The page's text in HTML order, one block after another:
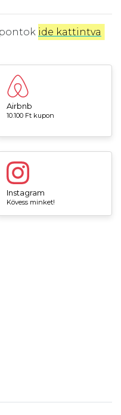
ide kattintva
Airbnb
10.100 Ft kupon
Instagram
Kövess minket!